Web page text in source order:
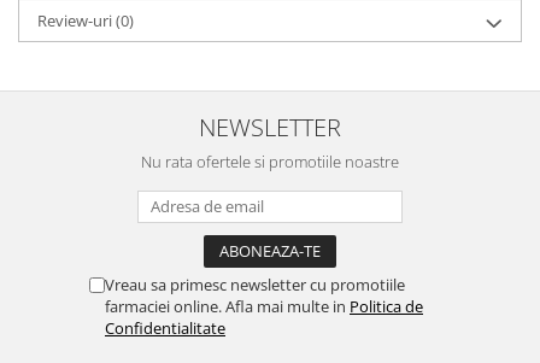
Review-uri(0)
NEWSLETTER
Nu rata ofertele si promotiile noastre
Vreau sa primesc newsletter cu promotiile
farmaciei online. Afla mai multe in Politica de
Confidentialitate